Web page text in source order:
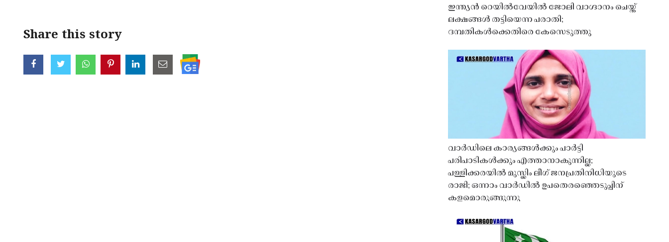
Share this story
ഇന്ത്യൻ റെയിൽവേയിൽ ജോലി വാഗ്ദാനം ചെയ്ത്
ലക്ഷങ്ങൾ തട്ടിയെന്ന പരാതി;
ദമ്പതികൾക്കെതിരെ കേസെടുത്തു
വാർഡിലെ കാര്യങ്ങൾക്കും പാർട്ടി
പരിപാടികൾക്കും എത്താനാകുന്നില്ല;
പള്ളിക്കരയിൽ മുസ്ലിം ലീഗ് ജനപ്രതിനിധിയുടെ
രാജി; ഒന്നാം വാർഡിൽ ഉപതെരഞ്ഞെടുപ്പിന്
കളമൊരുങ്ങുന്നു